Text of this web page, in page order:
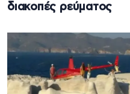
διακοπές ρεύματος